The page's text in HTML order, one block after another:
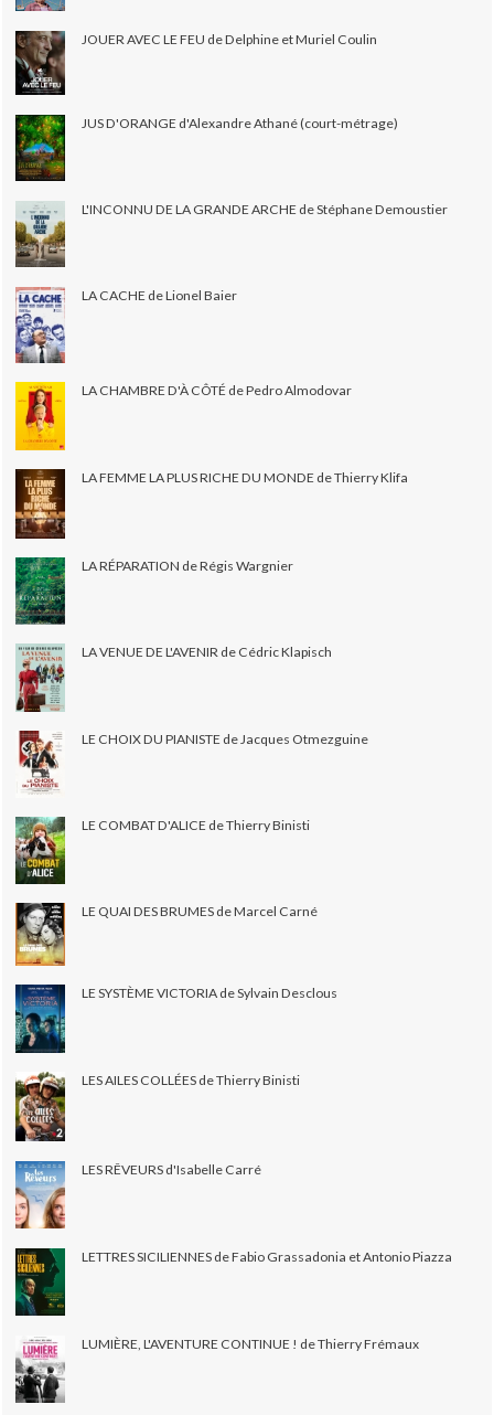
JOUER AVEC LE FEU de Delphine et Muriel Coulin
JUS D'ORANGE d'Alexandre Athané (court-métrage)
L'INCONNU DE LA GRANDE ARCHE de Stéphane Demoustier
LA CACHE de Lionel Baier
LA CHAMBRE D'À CÔTÉ de Pedro Almodovar
LA FEMME LA PLUS RICHE DU MONDE de Thierry Klifa
LA RÉPARATION de Régis Wargnier
LA VENUE DE L'AVENIR de Cédric Klapisch
LE CHOIX DU PIANISTE de Jacques Otmezguine
LE COMBAT D'ALICE de Thierry Binisti
LE QUAI DES BRUMES de Marcel Carné
LE SYSTÈME VICTORIA de Sylvain Desclous
LES AILES COLLÉES de Thierry Binisti
LES RÊVEURS d'Isabelle Carré
LETTRES SICILIENNES de Fabio Grassadonia et Antonio Piazza
LUMIÈRE, L'AVENTURE CONTINUE ! de Thierry Frémaux